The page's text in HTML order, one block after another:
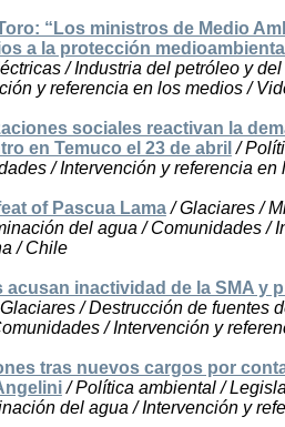
“Los ministros de Medio
a la protección
/ Industria del petróleo y
y referencia en los medios /
sociales reactivan la
en Temuco el 23 de abril /
/ Intervención y referencia en
of Pascua Lama/ Glaciares /
del agua / Comunidades /
/ Chile
acusan inactividad de la SMA y
/ Destrucción de fuentes
/ Intervención y
tras nuevos cargos por
/ Política ambiental /
del agua / Intervención y